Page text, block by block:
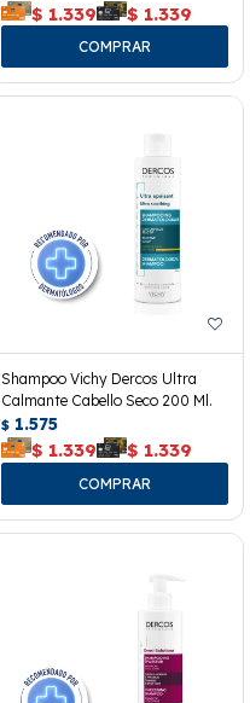
$ 1.339 $ 1.339
Shampoo Vichy Dercos Ultra
Calmante Cabello Seco 200 Ml.
$ 1.575
$ 1.339 $ 1.339